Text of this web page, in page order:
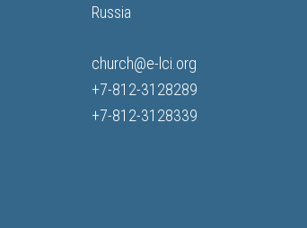
Russia
church@e-lci.org
+7-812-3128289
+7-812-3128339